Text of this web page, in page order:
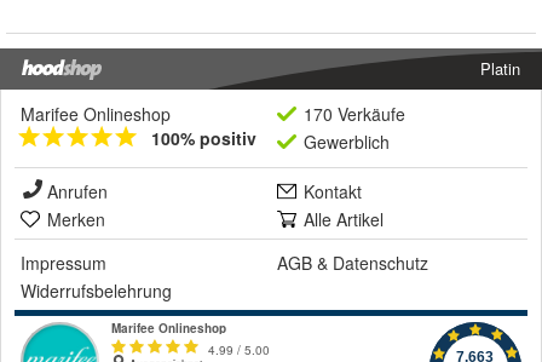
Platin
Marifee Onlineshop
100% positiv
170 Verkäufe
Gewerblich
Anrufen
Kontakt
Merken
Alle Artikel
Impressum
AGB & Datenschutz
Widerrufsbelehrung